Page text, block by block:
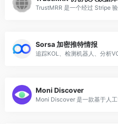
Sorsa 加密推特情报
Moni Discover